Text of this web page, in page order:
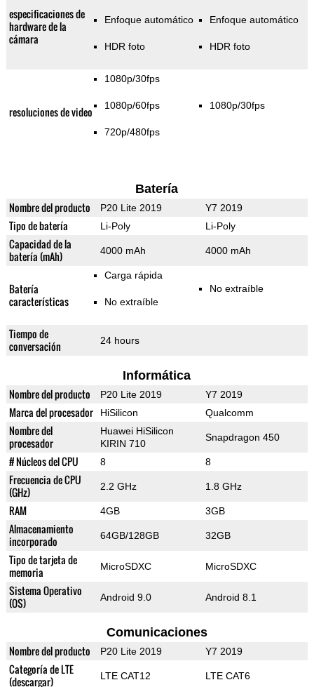
especificaciones de
hardware de la
cámara
Enfoque automático
HDR foto
Enfoque automático
HDR foto
resoluciones de video
1080p/30fps
1080p/60fps
720p/480fps
1080p/30fps
Batería
Nombre del producto P20 Lite 2019 Y7 2019
Tipo de batería Li-Poly Li-Poly
Capacidad de la
batería (mAh)
4000 mAh 4000 mAh
Batería
características
Carga rápida
No extraíble
No extraíble
Tiempo de
conversación
24 hours
Informática
Nombre del producto P20 Lite 2019 Y7 2019
Marca del procesador HiSilicon Qualcomm
Nombre del
procesador
Huawei HiSilicon
KIRIN 710
Snapdragon 450
# Núcleos del CPU 8 8
Frecuencia de CPU
(GHz)
2.2 GHz 1.8 GHz
RAM 4GB 3GB
Almacenamiento
incorporado
64GB/128GB 32GB
Tipo de tarjeta de
memoria
MicroSDXC MicroSDXC
Sistema Operativo
(OS)
Android 9.0 Android 8.1
Comunicaciones
Nombre del producto P20 Lite 2019 Y7 2019
Categoría de LTE
(descargar)
LTE CAT12 LTE CAT6